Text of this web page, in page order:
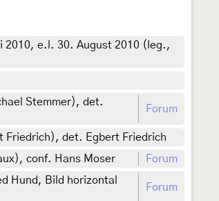
2010, e.l. 30. August 2010 (leg.,
Stemmer), det.
Forum
Friedrich), det. Egbert Friedrich
conf. Hans Moser
Forum
Hund, Bild horizontal
Forum